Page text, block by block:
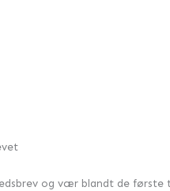
og vær blandt de første